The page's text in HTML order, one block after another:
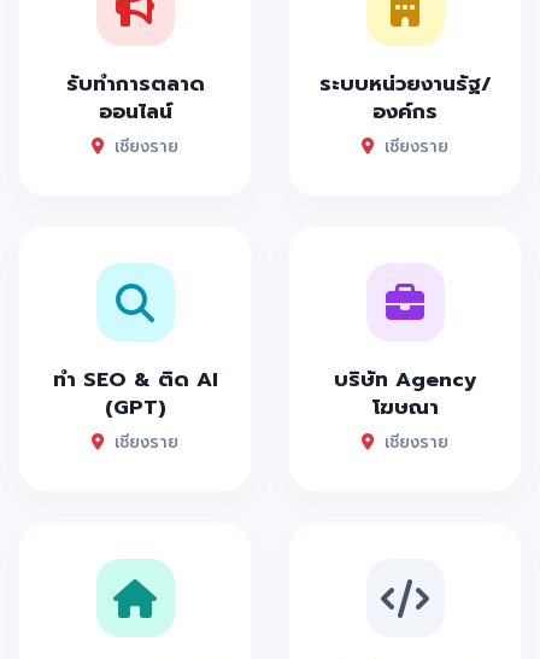
รับทำการตลาด
ออนไลน์
เชียงราย
ระบบหน่วยงานรัฐ/
องค์กร
เชียงราย
ทำ SEO & ติด AI
(GPT)
เชียงราย
บริษัท Agency
โฆษณา
เชียงราย